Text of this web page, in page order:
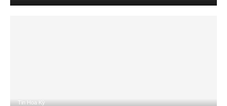
Tin Hoa Kỳ